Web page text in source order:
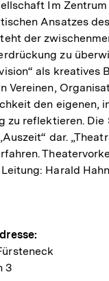
Im
Ansatzes
der
zu
als kreatives
Vereinen,
den eigenen,
zu reflektieren. Die
dar.
Harald Hahn
3